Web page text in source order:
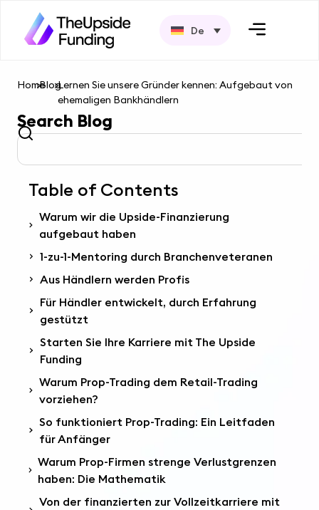
De
Home
>Blog
>Lernen Sie unsere Gründer kennen: Aufgebaut von
ehemaligen Bankhändlern
Search Blog
Table of Contents
Warum wir die Upside-Finanzierung
aufgebaut haben
1-zu-1-Mentoring durch Branchenveteranen
Aus Händlern werden Profis
Für Händler entwickelt, durch Erfahrung
gestützt
Starten Sie Ihre Karriere mit The Upside
Funding
Warum Prop-Trading dem Retail-Trading
vorziehen?
So funktioniert Prop-Trading: Ein Leitfaden
für Anfänger
Warum Prop-Firmen strenge Verlustgrenzen
haben: Die Mathematik
Von der finanzierten zur Vollzeitkarriere mit